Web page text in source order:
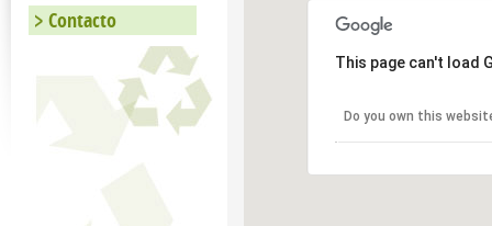
This page can't load
Do you own this
Contacto